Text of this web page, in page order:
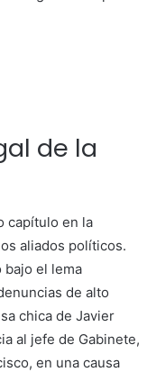
de la
capítulo en la
aliados políticos.
bajo el lema
de alto
chica de Javier
al jefe de Gabinete,
en una causa